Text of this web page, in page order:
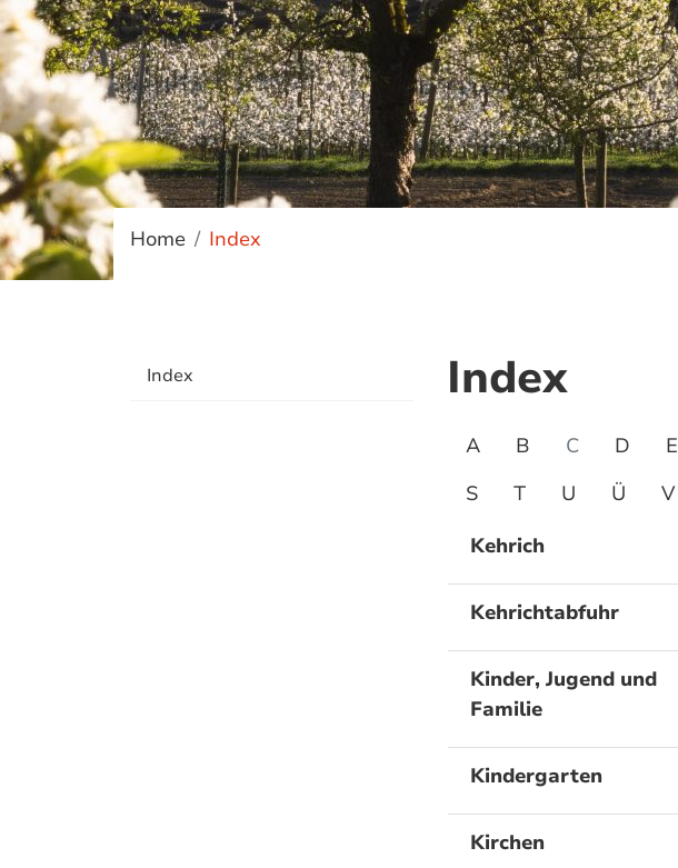
Home Index
Index Index
A B C D E
S
T U Ü V
Kehrich
Kehrichtabfuhr
Kinder, Jugend und
Familie
Kindergarten
Kirchen